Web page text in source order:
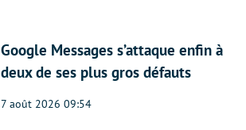
Google Messages s’attaque enfin à
deux de ses plus gros défauts
7 août 2026 09:54